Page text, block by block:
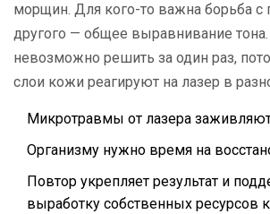
морщин. Для кого-то важна борьба с
другого — общее выравнивание тона.
невозможно решить за один раз,
слои кожи реагируют на лазер в
Микротравмы от лазера
Организму нужно время на
Повтор укрепляет результат и
выработку собственных ресурсов